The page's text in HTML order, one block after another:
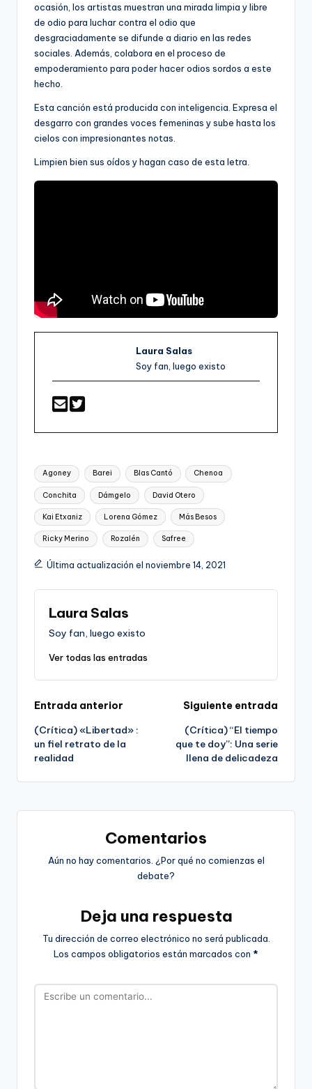
ocasión, los artistas muestran una mirada limpia y libre
de odio para luchar contra el odio que
desgraciadamente se difunde a diario en las redes
sociales. Además, colabora en el proceso de
empoderamiento para poder hacer odios sordos a este
hecho.
Esta canción está producida con inteligencia. Expresa el
desgarro con grandes voces femeninas y sube hasta los
cielos con impresionantes notas.
Limpien bien sus oídos y hagan caso de esta letra.
Laura Salas
Soy fan, luego existo
Etiquetas:
Agoney Barei Blas Cantó Chenoa
Conchita Dámgelo David Otero
Kai Etxaniz Lorena Gómez Más Besos
Ricky Merino Rozalén Safree
Última actualización el noviembre 14, 2021
Laura Salas
Soy fan, luego existo
Ver todas las entradas
Navegación
de
entradas
Entrada anterior
(Crítica) «Libertad» :
un fiel retrato de la
realidad
Siguiente entrada
(Crítica) “El tiempo
que te doy”: Una serie
llena de delicadeza
Comentarios
Aún no hay comentarios. ¿Por qué no comienzas el
debate?
Deja una respuesta
Tu dirección de correo electrónico no será publicada.
Los campos obligatorios están marcados con *